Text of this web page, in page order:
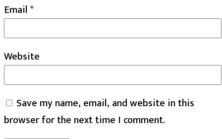
Email*
Website
Save my name, email, and website in this
browser for the next time I comment.